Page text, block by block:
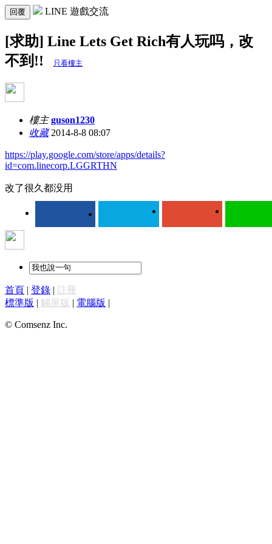
回覆 LINE 遊戲交流
[求助] Line Lets Get Rich有人玩吗，改
不到!!
只看樓主
樓主 guson1230
收藏2014-8-8 08:07
https://play.google.com/store/apps/details?
id=com.linecorp.LGGRTHN
改了很久都没用
首頁 | 登錄 | 註冊
標準版 | 觸屏版 | 電腦版 |
© Comsenz Inc.